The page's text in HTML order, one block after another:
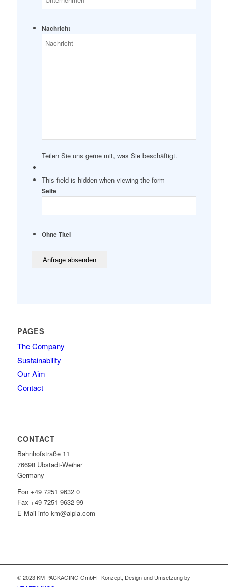
Nachricht
Teilen Sie uns gerne mit, was Sie beschäftigt.
This field is hidden when viewing the form
Seite
Ohne Titel
PAGES
The Company
Sustainability
Our Aim
Contact
CONTACT
Bahnhofstraße 11
76698 Ubstadt-Weiher
Germany
Fon +49 7251 9632 0
Fax +49 7251 9632 99
E-Mail info-km@alpla.com
© 2023 KM PACKAGING GmbH | Konzept, Design und Umsetzung by